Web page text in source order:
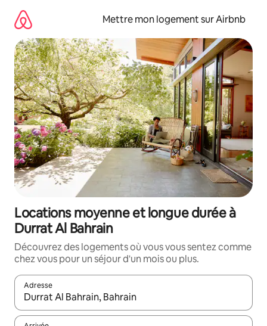
directement
contenu
Mettre mon logement sur Airbnb
Locations moyenne et longue durée à
Durrat Al Bahrain
Découvrez des logements où vous vous sentez comme
chez vous pour un séjour d'un mois ou plus.
Adresse
Lorsque les résultats s'affichent, utilisez les flèches vers le